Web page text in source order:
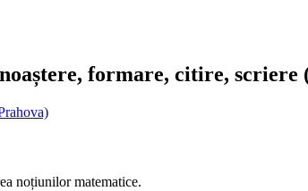
formare, citire, scriere
noțiunilor matematice.